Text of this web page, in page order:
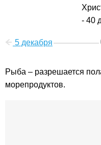
- 40
5 декабря
Рыба – разрешается
морепродуктов.